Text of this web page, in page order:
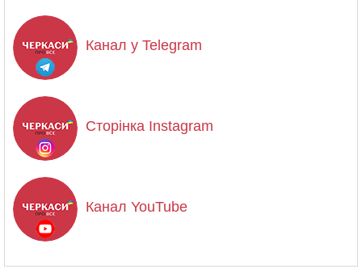
Канал у Telegram
Сторінка Instagram
Канал YouTube